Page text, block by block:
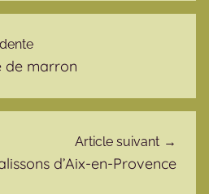
de marron
Article suivant
d’Aix-en-Provence